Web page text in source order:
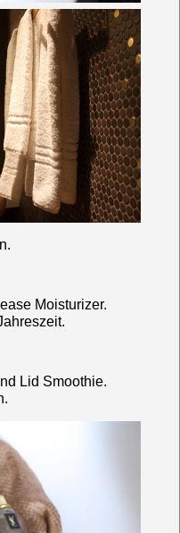
Moisturizer.
Lid Smoothie.